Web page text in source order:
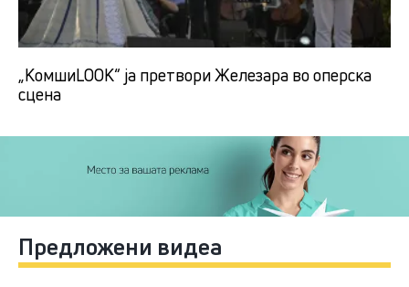
„КомшиLOOK“ ја претвори Железара во оперска
сцена
Предложени видеа